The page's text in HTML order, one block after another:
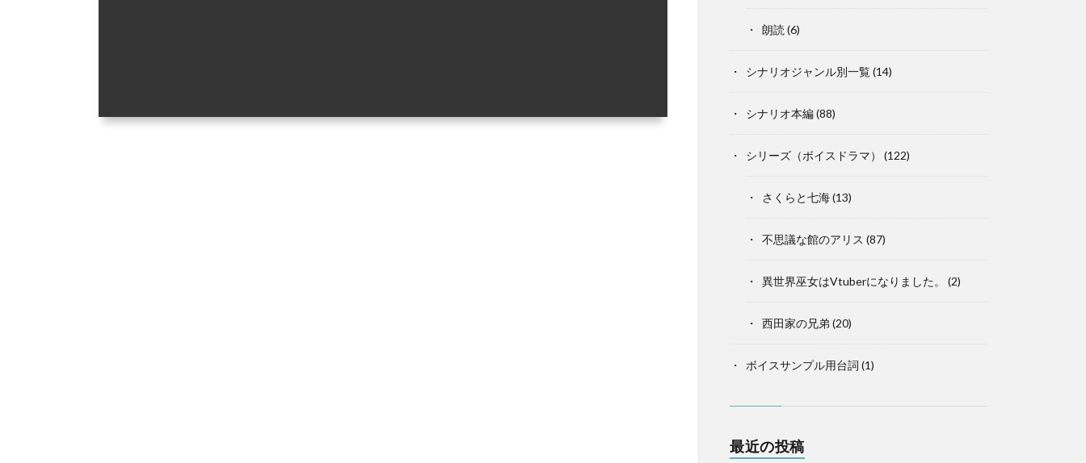
朗読 (6)
シナリオジャンル別一覧(14)
シナリオ本編(88)
シリーズ（ボイスドラマ） (122)
さくらと七海(13)
不思議な館のアリス (87)
異世界巫女はVtuberになりました。 (2)
西田家の兄弟 (20)
ボイスサンプル用台詞 (1)
最近の投稿